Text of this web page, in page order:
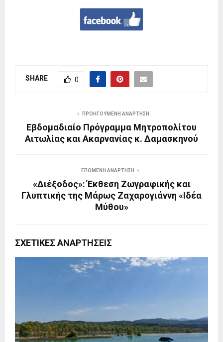
SHARE 0
ΠΡΟΗΓΟΎΜΕΝΗ ΑΝΆΡΤΗΣΗ
Εβδομαδιαίο Πρόγραμμα Μητροπολίτου
Αιτωλίας και Ακαρνανίας κ. Δαμασκηνού
ΕΠΌΜΕΝΗ ΑΝΆΡΤΗΣΗ
«Διέξοδος»: Έκθεση Ζωγραφικής και
Γλυπτικής της Μάρως Ζαχαρογιάννη «Ιδέα
Μύθου»
ΣΧΕΤΙΚΈΣ ΑΝΑΡΤΉΣΕΙΣ